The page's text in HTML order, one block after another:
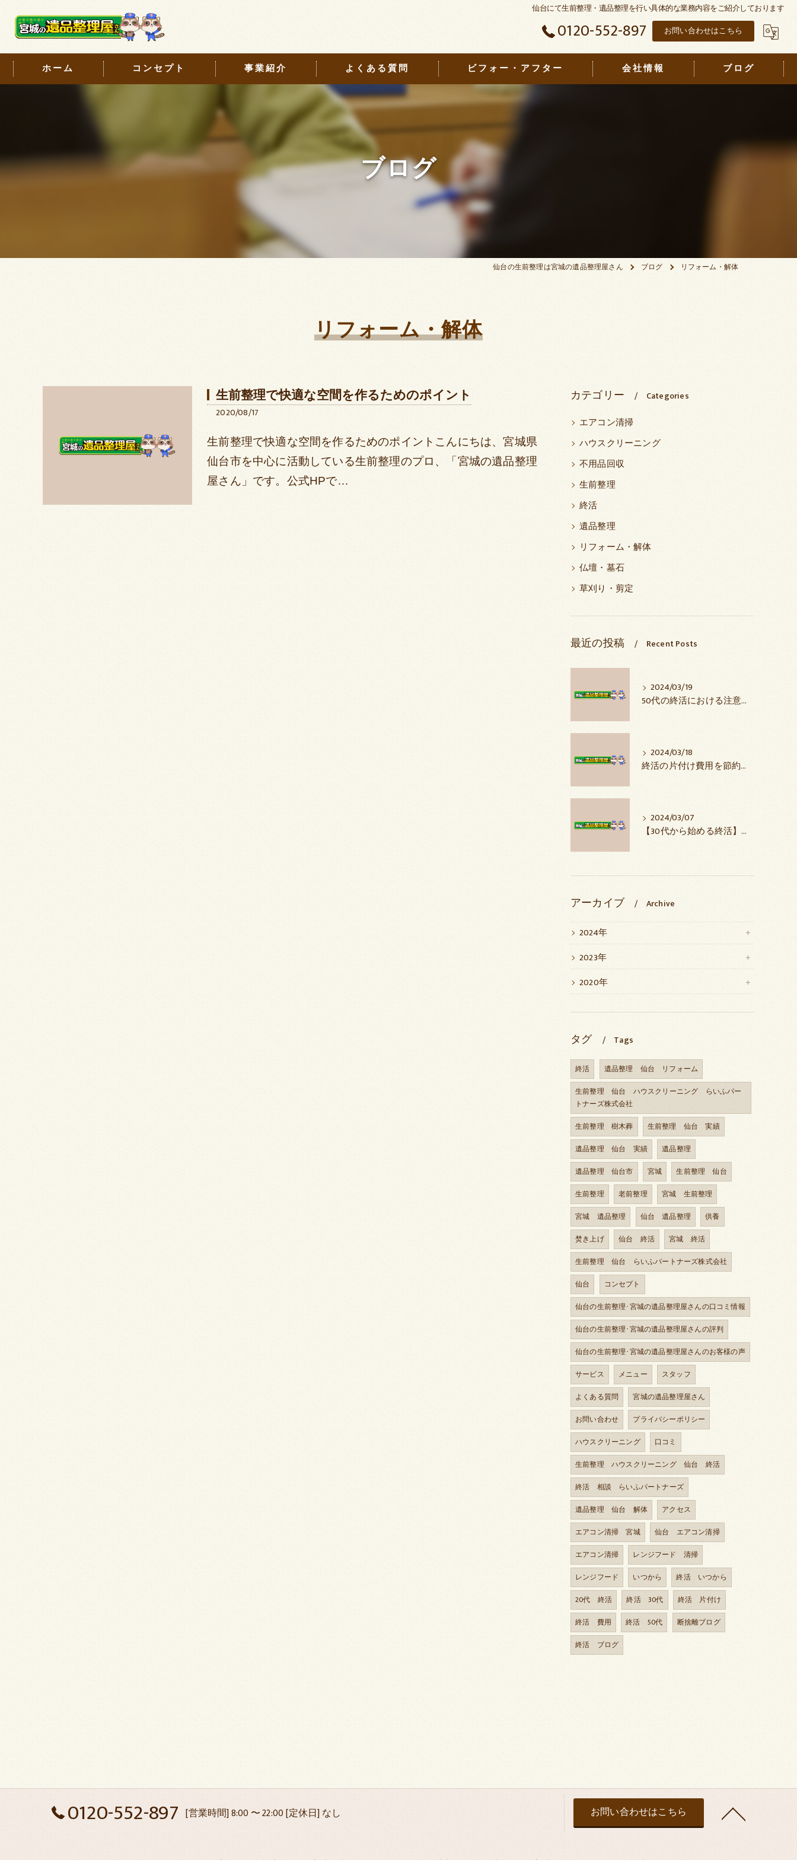
仙台にて生前整理・遺品整理を行い具体的な業務内容をご紹介しております
0120-552-897 お問い合わせはこちら
ホーム コンセプト
仙台の生前整理･宮城の遺品整理屋さんの口コミ情報
仙台の生前整理･宮城の遺品整理屋さんの評判
仙台の生前整理･宮城の遺品整理屋さんのお客様の声
事業紹介
ハウスクリーニングについて
生前整理について
遺品整理について
デジタル遺品整理について
ご供養・お焚き上げについて
よくある質問 ビフォー・アフター 会社情報 ブログ
ブログ
仙台の生前整理は宮城の遺品整理屋さん ブログ リフォーム・解体
リフォーム・解体
生前整理で快適な空間を作るためのポイント
2020/08/17
生前整理で快適な空間を作るためのポイントこんにちは、宮城県
仙台市を中心に活動している生前整理のプロ、「宮城の遺品整理
屋さん」です。公式HPで…
カテゴリー Categories
エアコン清掃
ハウスクリーニング
不用品回収
生前整理
終活
遺品整理
リフォーム・解体
仏壇・墓石
草刈り・剪定
最近の投稿 Recent Posts
2024/03/19
50代の終活における注意点と始め方
2024/03/18
終活の片付け費用を節約するコツとは？
2024/03/07
【30代から始める終活】人生の中盤戦を見据えた前向きな準備
アーカイブ Archive
2024年
2023年
2020年
タグ Tags
終活
遺品整理 仙台 リフォーム
生前整理 仙台 ハウスクリーニング らいふパー
トナーズ株式会社
生前整理 樹木葬
生前整理 仙台 実績
遺品整理 仙台 実績
遺品整理
遺品整理 仙台市
宮城
生前整理 仙台
生前整理
老前整理
宮城 生前整理
宮城 遺品整理
仙台 遺品整理
供養
焚き上げ
仙台 終活
宮城 終活
生前整理 仙台 らいふパートナーズ株式会社
仙台
コンセプト
仙台の生前整理･宮城の遺品整理屋さんの口コミ情報
仙台の生前整理･宮城の遺品整理屋さんの評判
仙台の生前整理･宮城の遺品整理屋さんのお客様の声
サービス
メニュー
スタッフ
よくある質問
宮城の遺品整理屋さん
お問い合わせ
プライバシーポリシー
ハウスクリーニング
口コミ
生前整理 ハウスクリーニング 仙台 終活
終活 相談 らいふパートナーズ
遺品整理 仙台 解体
アクセス
エアコン清掃 宮城
仙台 エアコン清掃
エアコン清掃
レンジフード 清掃
レンジフード
いつから
終活 いつから
20代 終活
終活 30代
終活 片付け
終活 費用
終活 50代
断捨離ブログ
終活 ブログ
0120-552-897 [営業時間] 8:00 〜 22:00 [定休日] なし お問い合わせはこちら